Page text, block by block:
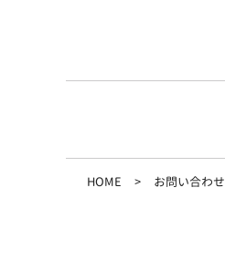
HOME お問い合わせ